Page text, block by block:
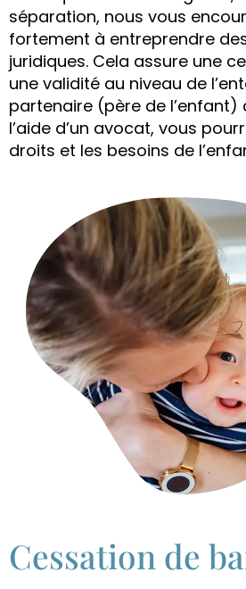
séparation, nous vous
fortement à entreprendre
juridiques. Cela assure une
une validité au niveau de
partenaire (père de l’enfant)
l’aide d’un avocat, vous
droits et les besoins de
Cessation de